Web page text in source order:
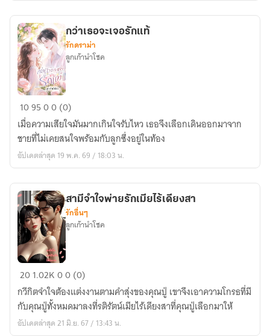
บุ๊ก
ค่ะ)
กว่า
เธอ
จะ
เจอ
รัก
กว่าเธอจะเจอรักแท้
รักดราม่า
ลูกเก้านำโชค
109500 (0)
เมื่อความเสียใจมันมากเกินใจรับไหว เธอจึงเลือกเดินออกมาจาก
ชายที่ไม่เคยสนใจพร้อมกับลูกซึ่งอยู่ในท้อง
อัปเดตล่าสุด 19 พ.ค. 69 / 18:03 น.
สามี
จำ
ใจ
พ่าย
รัก
สามีจำใจพ่ายรักเมียไร้เดียงสา
รักอื่นๆ
ลูกเก้านำโชค
201.02K00 (0)
กวีกิตจำใจต้องแต่งงานตามคำสุ่งของคุณปู่ เขาจึงเอาความโกรธที่มี
กับคุณปู่ทั้งหมดมาลงที่รติรัตน์เมียไร้เดียงสาที่คุณปู่เลือกมาให้
อัปเดตล่าสุด 21 มิ.ย. 67 / 13:43 น.